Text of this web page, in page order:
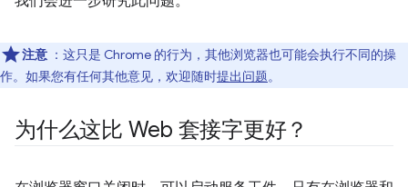
注意 ：这只是 Chrome 的行为，其他浏览器也可能会执行不同的操
作。如果您有任何其他意见，欢迎随时提出问题。
为什么这比 Web 套接字更好？